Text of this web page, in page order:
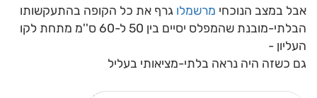
אבל במצב הנוכחי מרשמלו גרף את כל הקופה בהתעקשותו
הבלתי-מובנת שהמפלס יסיים בין 50 ל-60 ס''מ מתחת לקו
העליון -
גם כשזה היה נראה בלתי-מציאותי בעליל